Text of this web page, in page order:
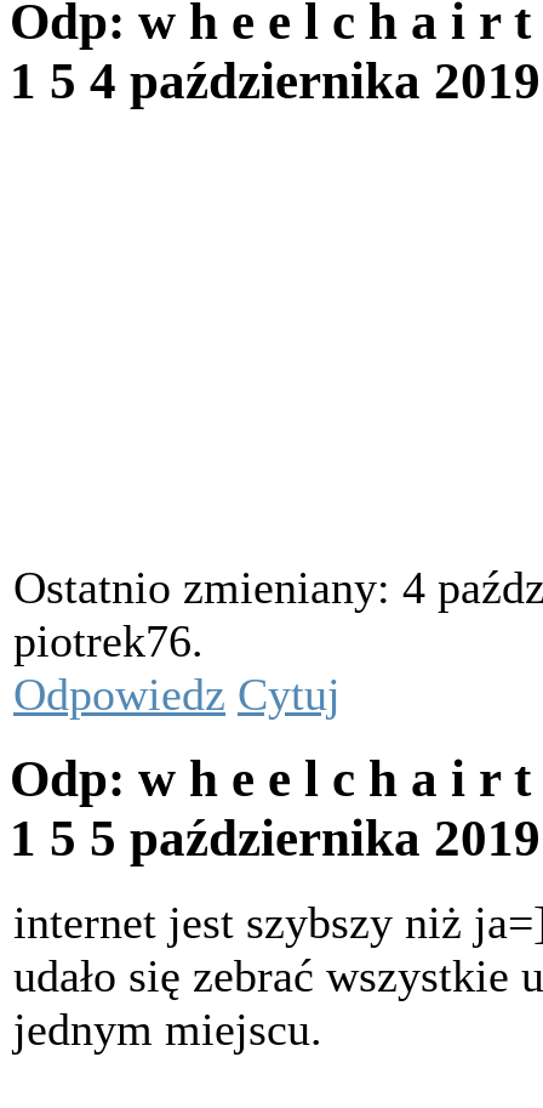
Odp: w h e e l c h a i r
1 5 4 października
Ostatnio zmieniany: 4
piotrek76.
Odpowiedz Cytuj
Odp: w h e e l c h a i r
1 5 5 października
internet jest szybszy niż
udało się zebrać
jednym miejscu.